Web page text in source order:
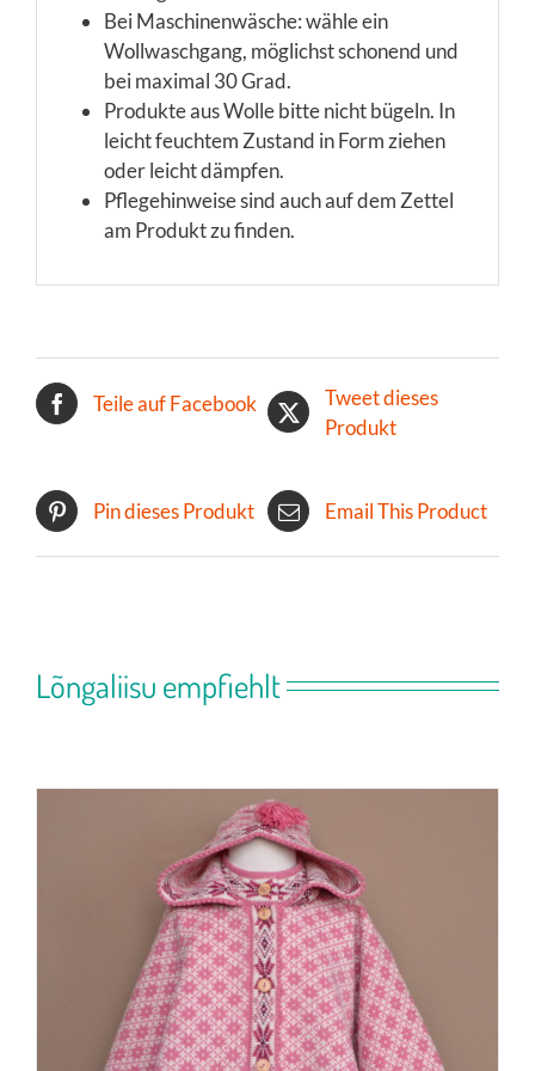
Bei Maschinenwäsche: wähle ein
Wollwaschgang, möglichst schonend und
bei maximal 30 Grad.
Produkte aus Wolle bitte nicht bügeln. In
leicht feuchtem Zustand in Form ziehen
oder leicht dämpfen.
Pflegehinweise sind auch auf dem Zettel
am Produkt zu finden.
Teile auf Facebook
Tweet dieses
Produkt
Pin dieses Produkt Email This Product
Lõngaliisu empfiehlt